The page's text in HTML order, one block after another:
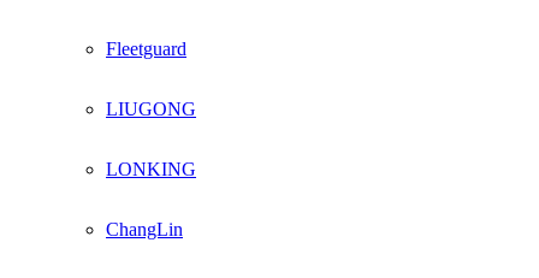
Fleetguard
LIUGONG
LONKING
ChangLin